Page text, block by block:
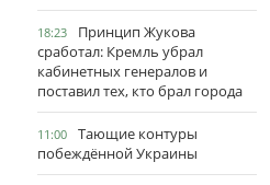
18:23
Принцип Жукова
сработал: Кремль убрал
кабинетных генералов и
поставил тех, кто брал города
11:00
Тающие контуры
побеждённой Украины